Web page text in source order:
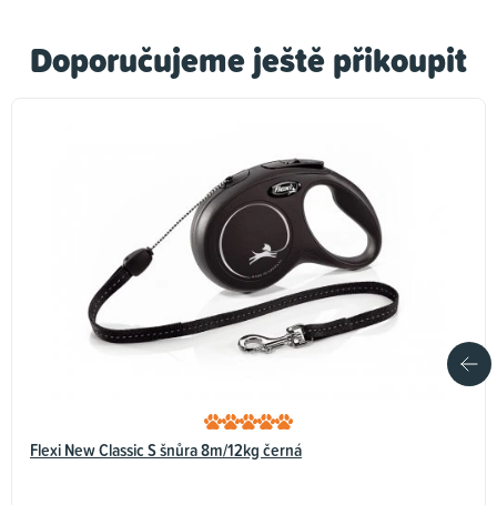
Doporučujeme ještě přikoupit
Flexi New Classic S šnůra 8m/12kg černá